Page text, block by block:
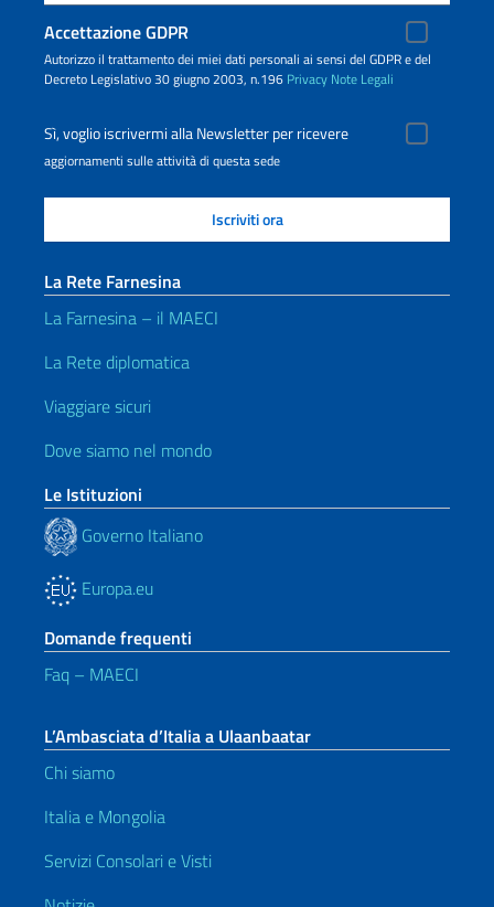
Accettazione GDPR
Autorizzo il trattamento dei miei dati personali ai sensi del GDPR e del
Decreto Legislativo 30 giugno 2003, n.196 Privacy Note Legali
Sì, voglio iscrivermi alla Newsletter per ricevere
aggiornamenti sulle attività di questa sede
La Rete Farnesina
La Farnesina – il MAECI
La Rete diplomatica
Viaggiare sicuri
Dove siamo nel mondo
Le Istituzioni
Governo Italiano
Europa.eu
Domande frequenti
Faq – MAECI
L’Ambasciata d’Italia a Ulaanbaatar
Chi siamo
Italia e Mongolia
Servizi Consolari e Visti